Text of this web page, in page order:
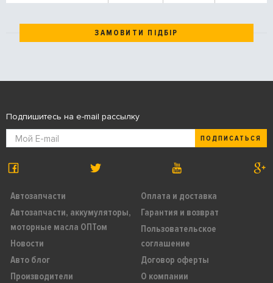
ЗАМОВИТИ ПІДБІР
Автозапчасти
Автозапчасти, аккумуляторы,
моторные масла ОПТом
Новости
Авто блог
Производители
Оплата и доставка
Гарантия и возврат
Пользовательское
соглашение
Договор оферты
О компании
Подпишитесь на e-mail рассылку
ПОДПИСАТЬСЯ